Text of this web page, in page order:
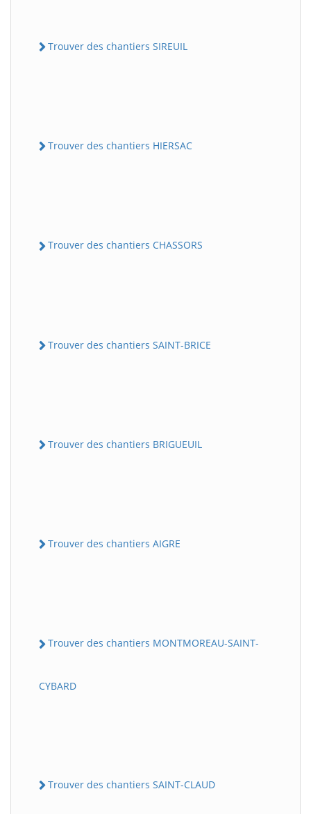
Trouver des chantiers SIREUIL
Trouver des chantiers HIERSAC
Trouver des chantiers CHASSORS
Trouver des chantiers SAINT-BRICE
Trouver des chantiers BRIGUEUIL
Trouver des chantiers AIGRE
Trouver des chantiers MONTMOREAU-SAINT-
CYBARD
Trouver des chantiers SAINT-CLAUD